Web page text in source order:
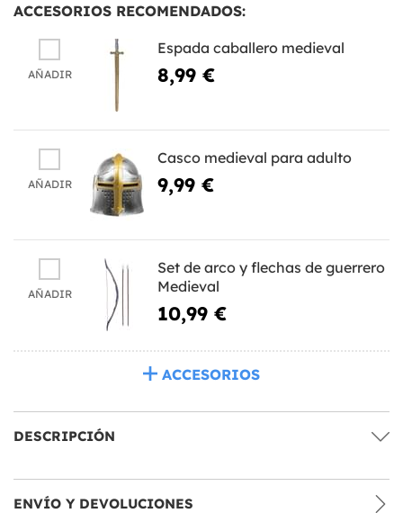
ACCESORIOS RECOMENDADOS:
AÑADIR
Espada caballero medieval
8,99 €
AÑADIR
Casco medieval para adulto
9,99 €
AÑADIR
Set de arco y flechas de guerrero
Medieval
10,99 €
ACCESORIOS
DESCRIPCIÓN
ENVÍO Y DEVOLUCIONES